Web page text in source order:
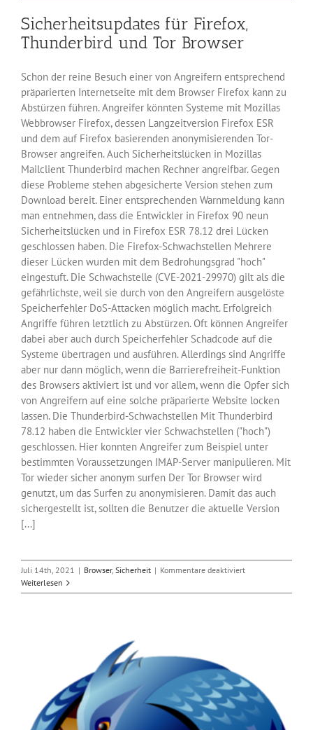
Sicherheitsupdates für Firefox,
Thunderbird und Tor Browser
Schon der reine Besuch einer von Angreifern entsprechend
präparierten Internetseite mit dem Browser Firefox kann zu
Abstürzen führen. Angreifer könnten Systeme mit Mozillas
Webbrowser Firefox, dessen Langzeitversion Firefox ESR
und dem auf Firefox basierenden anonymisierenden Tor-
Browser angreifen. Auch Sicherheitslücken in Mozillas
Mailclient Thunderbird machen Rechner angreifbar. Gegen
diese Probleme stehen abgesicherte Version stehen zum
Download bereit. Einer entsprechenden Warnmeldung kann
man entnehmen, dass die Entwickler in Firefox 90 neun
Sicherheitslücken und in Firefox ESR 78.12 drei Lücken
geschlossen haben. Die Firefox-Schwachstellen Mehrere
dieser Lücken wurden mit dem Bedrohungsgrad "hoch"
eingestuft. Die Schwachstelle (CVE-2021-29970) gilt als die
gefährlichste, weil sie durch von den Angreifern ausgelöste
Speicherfehler DoS-Attacken möglich macht. Erfolgreich
Angriffe führen letztlich zu Abstürzen. Oft können Angreifer
dabei aber auch durch Speicherfehler Schadcode auf die
Systeme übertragen und ausführen. Allerdings sind Angriffe
aber nur dann möglich, wenn die Barrierefreiheit-Funktion
des Browsers aktiviert ist und vor allem, wenn die Opfer sich
von Angreifern auf eine solche präparierte Website locken
lassen. Die Thunderbird-Schwachstellen Mit Thunderbird
78.12 haben die Entwickler vier Schwachstellen ("hoch")
geschlossen. Hier konnten Angreifer zum Beispiel unter
bestimmten Voraussetzungen IMAP-Server manipulieren. Mit
Tor wieder sicher anonym surfen Der Tor Browser wird
genutzt, um das Surfen zu anonymisieren. Damit das auch
sichergestellt ist, sollten die Benutzer die aktuelle Version
[...]
Juli 14th, 2021 | Browser, Sicherheit | Kommentare deaktiviertfür
für
Weiterlesen